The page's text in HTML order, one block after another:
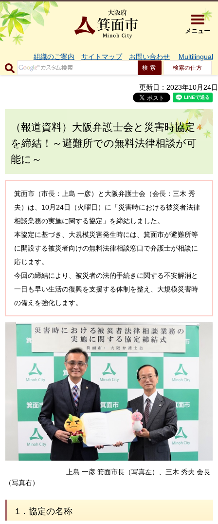
大阪府箕
メニュー
組織のご案内 サイトマップ お問い合わせ Multilingual
検索の仕方
更新日：2023年10月24日
（報道資料）大阪弁護士会と災害時協定
を締結！～避難所での無料法律相談が可
能に～
箕面市（市長：上島 一彦）と大阪弁護士会（会長：三木 秀
夫）は、10月24日（火曜日）に「災害時における被災者法律
相談業務の実施に関する協定」を締結しました。
本協定に基づき、大規模災害発生時には、箕面市が避難所等
に開設する被災者向けの無料法律相談窓口で弁護士が相談に
応じます。
今回の締結により、被災者の法的手続きに関する不安解消と
一日も早い生活の復興を支援する体制を整え、大規模災害時
の備えを強化します。
上島 一彦 箕面市長（写真左）、三木 秀夫 会長
（写真右）
1．協定の名称